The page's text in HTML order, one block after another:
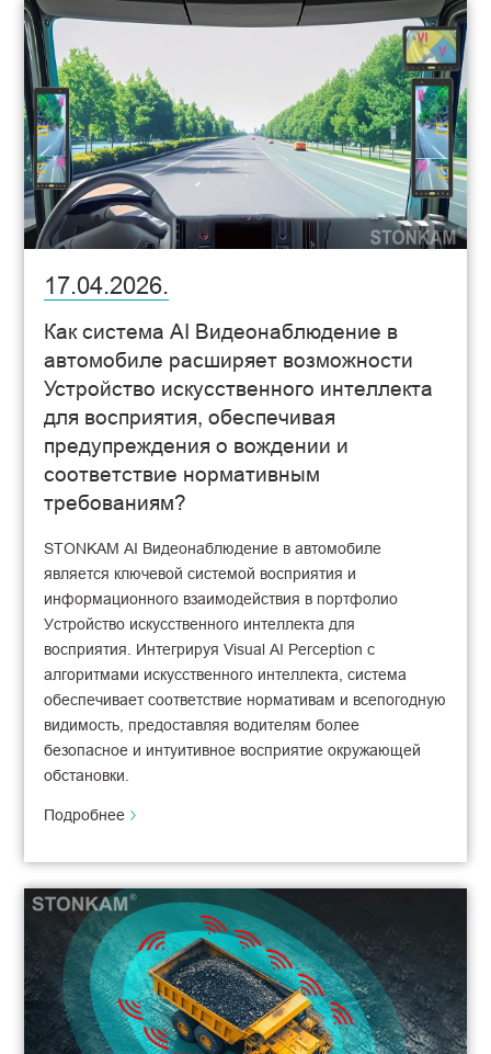
17.04.2026.
Как система AI Видеонаблюдение в
автомобиле расширяет возможности
Устройство искусственного интеллекта
для восприятия, обеспечивая
предупреждения о вождении и
соответствие нормативным
требованиям?
STONKAM AI Видеонаблюдение в автомобиле
является ключевой системой восприятия и
информационного взаимодействия в портфолио
Устройство искусственного интеллекта для
восприятия. Интегрируя Visual AI Perception с
алгоритмами искусственного интеллекта, система
обеспечивает соответствие нормативам и всепогодную
видимость, предоставляя водителям более
безопасное и интуитивное восприятие окружающей
обстановки.
Подробнее